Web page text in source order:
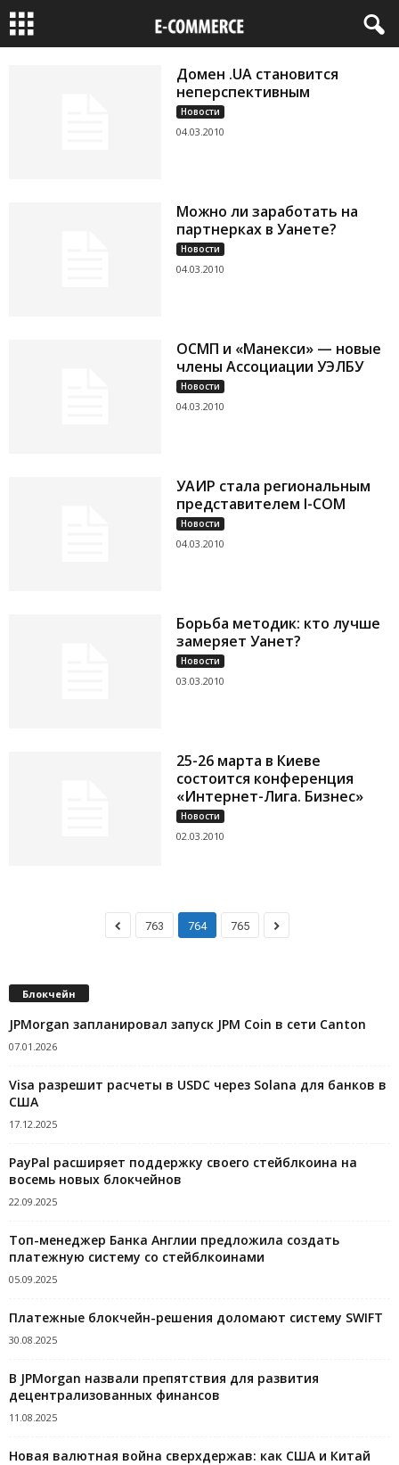
Домен .UA становится
неперспективным
Новости
04.03.2010
Можно ли заработать на
партнерках в Уанете?
Новости
04.03.2010
ОСМП и «Манекси» — новые
члены Ассоциации УЭЛБУ
Новости
04.03.2010
УАИР стала региональным
представителем I-COM
Новости
04.03.2010
Борьба методик: кто лучше
замеряет Уанет?
Новости
03.03.2010
25-26 марта в Киеве
состоится конференция
«Интернет-Лига. Бизнес»
Новости
02.03.2010
763 764 765
Блокчейн
JPMorgan запланировал запуск JPM Coin в сети Canton
07.01.2026
Visa разрешит расчеты в USDC через Solana для банков в
США
17.12.2025
PayPal расширяет поддержку своего стейблкоина на
восемь новых блокчейнов
22.09.2025
Топ-менеджер Банка Англии предложила создать
платежную систему со стейблкоинами
05.09.2025
Платежные блокчейн-решения доломают систему SWIFT
30.08.2025
В JPMorgan назвали препятствия для развития
децентрализованных финансов
11.08.2025
Новая валютная война сверхдержав: как США и Китай